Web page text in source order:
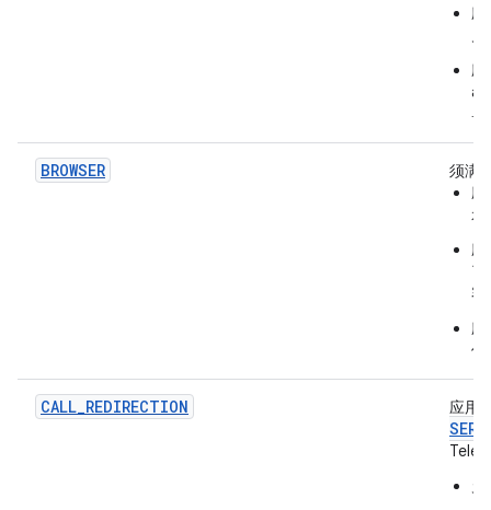
导
BROWSER
须满
应
容
应
位
CALL_REDIRECTION 应用
允